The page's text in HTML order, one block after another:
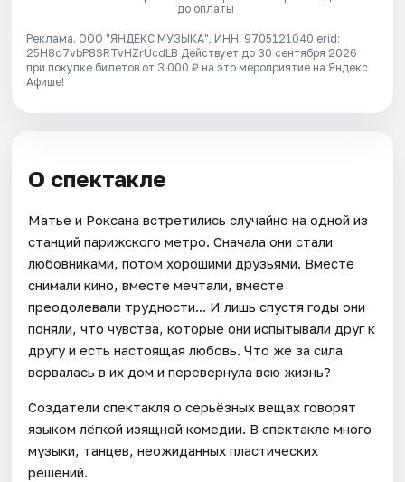
до оплаты
Реклама. ООО "ЯНДЕКС МУЗЫКА", ИНН: 9705121040 erid:
25H8d7vbP8SRTvHZrUcdLB Действует до 30 сентября 2026
при покупке билетов от 3 000 ₽ на это мероприятие на Яндекс
Афише!
О спектакле
Матье и Роксана встретились случайно на одной из
станций парижского метро. Сначала они стали
любовниками, потом хорошими друзьями. Вместе
снимали кино, вместе мечтали, вместе
преодолевали трудности... И лишь спустя годы они
поняли, что чувства, которые они испытывали друг к
другу и есть настоящая любовь. Что же за сила
ворвалась в их дом и перевернула всю жизнь?
Создатели спектакля о серьёзных вещах говорят
языком лёгкой изящной комедии. В спектакле много
музыки, танцев, неожиданных пластических
решений.